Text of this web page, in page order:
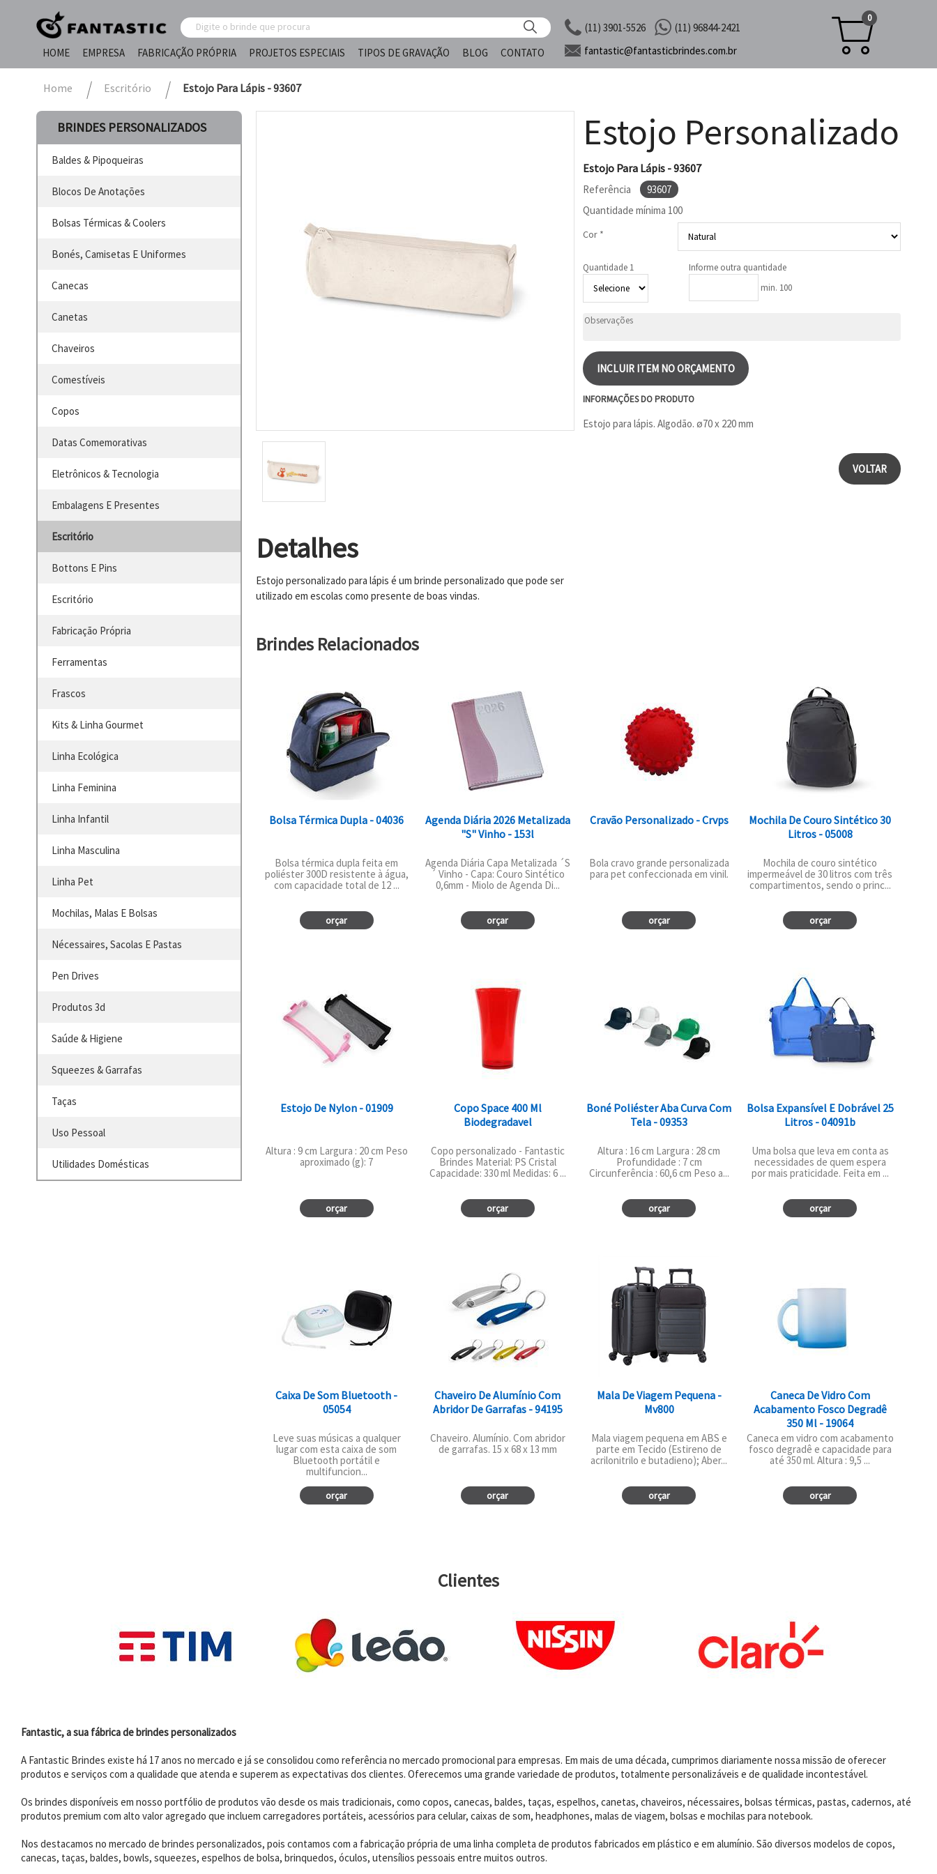
(11) 3901-5526
(11) 96844-2421
HOME
EMPRESA FABRICAÇÃO PRÓPRIA PROJETOS ESPECIAIS TIPOS DE GRAVAÇÃO BLOG CONTATO fantastic@fantasticbrindes.com.br
0
Home Escritório Estojo Para Lápis - 93607
BRINDES PERSONALIZADOS
Baldes & Pipoqueiras
Blocos De Anotações
Bolsas Térmicas & Coolers
Bonés, Camisetas E Uniformes
Canecas
Canetas
Chaveiros
Comestíveis
Copos
Datas Comemorativas
Eletrônicos & Tecnologia
Embalagens E Presentes
Escritório
Bottons E Pins
Escritório
Fabricação Própria
Ferramentas
Frascos
Kits & Linha Gourmet
Linha Ecológica
Linha Feminina
Linha Infantil
Linha Masculina
Linha Pet
Mochilas, Malas E Bolsas
Nécessaires, Sacolas E Pastas
Pen Drives
Produtos 3d
Saúde & Higiene
Squeezes & Garrafas
Taças
Uso Pessoal
Utilidades Domésticas
Detalhes
Estojo personalizado para lápis é um brinde personalizado que pode ser
utilizado em escolas como presente de boas vindas.
Estojo Personalizado
Estojo Para Lápis - 93607
Referência
93607
Quantidade mínima 100
Cor *
Quantidade 1
Informe outra quantidade
min. 100
INCLUIR ITEM NO ORÇAMENTO
INFORMAÇÕES DO PRODUTO
Estojo para lápis. Algodão. ø70 x 220 mm
VOLTAR
Brindes Relacionados
Bolsa Térmica Dupla - 04036
Bolsa térmica dupla feita em
poliéster 300D resistente à água,
com capacidade total de 12 ...
orçar
Agenda Diária 2026 Metalizada
"s" Vinho - 153l
Agenda Diária Capa Metalizada ´S
´ Vinho - Capa: Couro Sintético
0,6mm - Miolo de Agenda Di...
orçar
Cravão Personalizado - Crvps
Bola cravo grande personalizada
para pet confeccionada em vinil.
orçar
Mochila De Couro Sintético 30
Litros - 05008
Mochila de couro sintético
impermeável de 30 litros com três
compartimentos, sendo o princ...
orçar
Estojo De Nylon - 01909
Altura : 9 cm Largura : 20 cm Peso
aproximado (g): 7
orçar
Copo Space 400 Ml
Biodegradavel
Copo personalizado - Fantastic
Brindes Material: PS Cristal
Capacidade: 330 ml Medidas: 6 ...
orçar
Boné Poliéster Aba Curva Com
Tela - 09353
Altura : 16 cm Largura : 28 cm
Profundidade : 7 cm
Circunferência : 60,6 cm Peso a...
orçar
Bolsa Expansível E Dobrável 25
Litros - 04091b
Uma bolsa que leva em conta as
necessidades de quem espera
por mais praticidade. Feita em ...
orçar
Caixa De Som Bluetooth -
05054
Leve suas músicas a qualquer
lugar com esta caixa de som
Bluetooth portátil e
multifuncion...
orçar
Chaveiro De Alumínio Com
Abridor De Garrafas - 94195
Chaveiro. Alumínio. Com abridor
de garrafas. 15 x 68 x 13 mm
orçar
Mala De Viagem Pequena -
Mv800
Mala viagem pequena em ABS e
parte em Tecido (Estireno de
acrilonitrilo e butadieno); Aber...
orçar
Caneca De Vidro Com
Acabamento Fosco Degradê
350 Ml - 19064
Caneca em vidro com acabamento
fosco degradê e capacidade para
até 350 ml. Altura : 9,5 ...
orçar
Clientes
Fantastic, a sua fábrica de brindes personalizados
A Fantastic Brindes existe há 17 anos no mercado e já se consolidou como referência no mercado promocional para empresas. Em mais de uma década, cumprimos diariamente nossa missão de oferecer
produtos e serviços com a qualidade que atenda e superem as expectativas dos clientes. Oferecemos uma grande variedade de produtos, totalmente personalizáveis e de qualidade incontestável.
Os brindes disponíveis em nosso portfólio de produtos vão desde os mais tradicionais, como copos, canecas, baldes, taças, espelhos, canetas, chaveiros, nécessaires, bolsas térmicas, pastas, cadernos, até
produtos premium com alto valor agregado que incluem carregadores portáteis, acessórios para celular, caixas de som, headphones, malas de viagem, bolsas e mochilas para notebook.
Nos destacamos no mercado de brindes personalizados, pois contamos com a fabricação própria de uma linha completa de produtos fabricados em plástico e em alumínio. São diversos modelos de copos,
canecas, taças, baldes, bowls, squeezes, espelhos de bolsa, brinquedos, óculos, utensílios pessoais entre muitos outros.